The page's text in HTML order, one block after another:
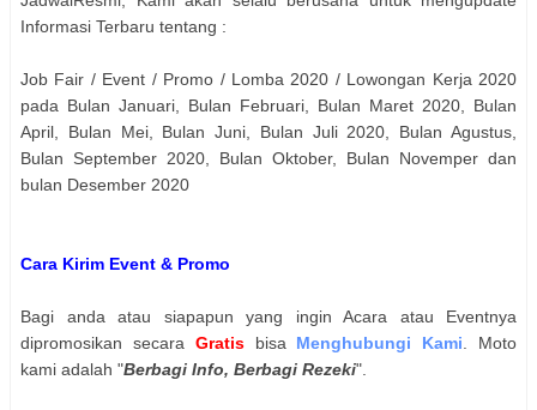
Informasi Terbaru tentang :
Job Fair / Event / Promo / Lomba 2020 / Lowongan Kerja 2020
pada Bulan Januari, Bulan Februari, Bulan Maret 2020, Bulan
April, Bulan Mei, Bulan Juni, Bulan Juli 2020, Bulan Agustus,
Bulan September 2020, Bulan Oktober, Bulan Novemper dan
bulan Desember 2020
Cara Kirim Event & Promo
Bagi anda atau siapapun yang ingin Acara atau Eventnya
dipromosikan secara Gratisbisa Menghubungi Kami . Moto
kami adalah "Berbagi Info, Berbagi Rezeki".